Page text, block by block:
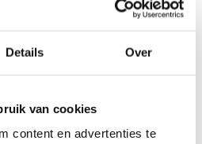
Details Over
van cookies
content en advertenties te
principe en heldere rapportages.
jou relevante standaarden voor
en nog veel meer. Vergroot de
snel, eenvoudig en